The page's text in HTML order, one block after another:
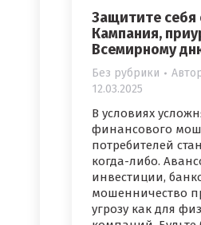
Защитите
Кампания,
Всемирному
Без рубрики
12.03.2025
В условиях
финансового
потребителей
когда-либо.
инвестиции,
мошенничество
угрозу как для